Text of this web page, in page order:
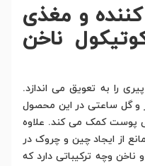
و مغذی
ناخن
را به تعویق می اندازد.
و گل ساعتی در این محصول
پوست کمک می کند. علاوه
از ایجاد چین و چروک در
وچه ترکیباتی دارد که